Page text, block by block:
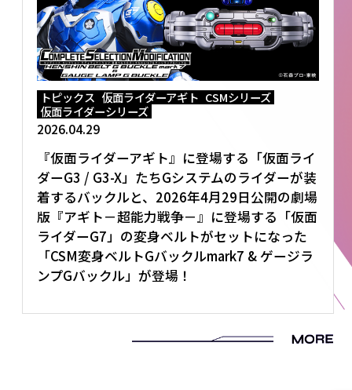
トピックス 仮面ライダーアギト CSMシリーズ
仮面ライダーシリーズ
2026.04.29
『仮面ライダーアギト』に登場する「仮面ライ
ダーG3 / G3-X」たちGシステムのライダーが装
着するバックルと、2026年4月29日公開の劇場
版『アギト－超能力戦争－』に登場する「仮面
ライダーG7」の変身ベルトがセットになった
「CSM変身ベルトGバックルmark7 & ゲージラ
ンプGバックル」が登場！